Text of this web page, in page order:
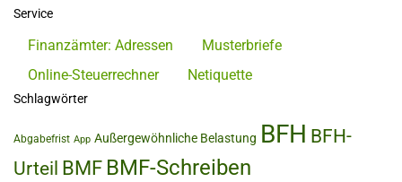
Service
Finanzämter: Adressen
Musterbriefe
Online-Steuerrechner
Netiquette
Schlagwörter
Abgabefrist App Außergewöhnliche Belastung BFH BFH-
Urteil BMF BMF-Schreiben